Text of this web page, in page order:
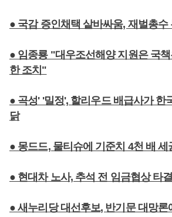
● 국감 증인채택 샅바싸움, 재벌총수
● 임종룡 "대우조선해양 지원은 국
한 조치"
● 곡성' '밀정', 할리우드 배급사가 한
닭
● 몽드드, 물티슈에 기준치 4천 배 세
● 현대차 노사, 추석 전 임금협상 타
● 새누리당 대선후보, 반기문 대망론